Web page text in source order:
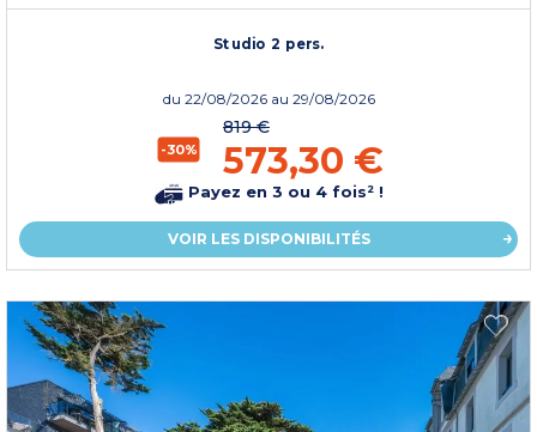
Studio 2 pers.
du 22/08/2026 au 29/08/2026
-30%
819 €
573,30 €
Payez en 3 ou 4 fois² !
VOIR LES DISPONIBILITÉS